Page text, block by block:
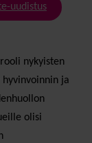
uudistus
nykyisten
hyvinvoinnin ja
olisi